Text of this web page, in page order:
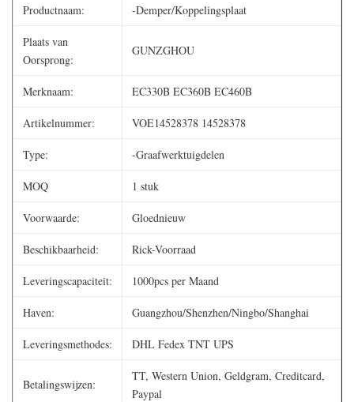
Productnaam: -Demper/Koppelingsplaat
Plaats van
Oorsprong:
GUNZGHOU
Merknaam: EC330B EC360B EC460B
Artikelnummer: VOE14528378 14528378
Type: -Graafwerktuigdelen
MOQ 1 stuk
Voorwaarde: Gloednieuw
Beschikbaarheid: Rick-Voorraad
Leveringscapaciteit: 1000pcs per Maand
Haven: Guangzhou/Shenzhen/Ningbo/Shanghai
Leveringsmethodes: DHL Fedex TNT UPS
Betalingswijzen:
TT, Western Union, Geldgram, Creditcard,
Paypal